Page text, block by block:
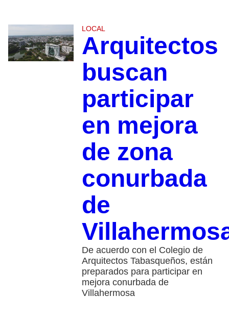
LOCAL
Arquitectos
buscan
participar
en mejora
de zona
conurbada
de
De acuerdo con el Colegio de
Arquitectos Tabasqueños, están
preparados para participar en
mejora conurbada de
Villahermosa